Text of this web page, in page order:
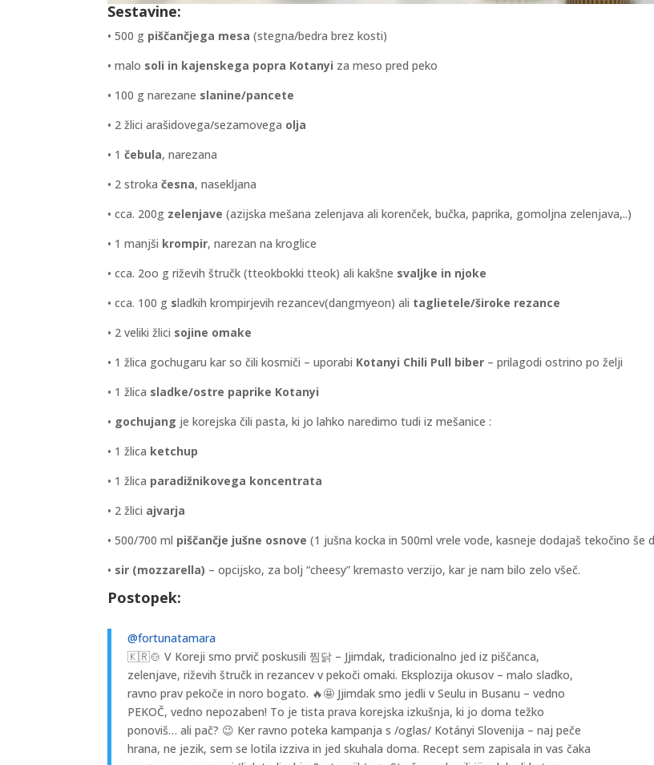
Sestavine:
• 500 g piščančjega mesa (stegna/bedra brez kosti)
• malo soli in kajenskega popra Kotanyi za meso pred peko
• 100 g narezane slanine/pancete
• 2 žlici arašidovega/sezamovega olja
• 1čebula, narezana
• 2 strokačesna, nasekljana
• cca. 200g zelenjave (azijska mešana zelenjava ali korenček, bučka, paprika, gomoljna zelenjava,..)
• 1 manjši krompir, narezan na kroglice
• cca. 2oo g riževih štručk (tteokbokki tteok) ali kakšne svaljke in njoke
• cca. 100 g sladkih krompirjevih rezancev(dangmyeon) ali taglietele/široke rezance
• 2 veliki žlici sojine omake
• 1 žlica gochugaru kar so čili kosmiči – uporabi Kotanyi Chili Pull biber – prilagodi ostrino po želji
• 1 žlica sladke/ostre paprike Kotanyi
• gochujang je korejska čili pasta, ki jo lahko naredimo tudi iz mešanice :
• 1 žlica ketchup
• 1 žlica paradižnikovega koncentrata
• 2 žlici ajvarja
• 500/700 ml piščančje jušne osnove (1 jušna kocka in 500ml vrele vode, kasneje dodajaš tekočino še
• sir (mozzarella) – opcijsko, za bolj “cheesy” kremasto verzijo, kar je nam bilo zelo všeč.
Postopek:
@fortunatamara
🇰🇷🍲 V Koreji smo prvič poskusili 찜닭 – Jjimdak, tradicionalno jed iz piščanca,
zelenjave, riževih štručk in rezancev v pekoči omaki. Eksplozija okusov – malo sladko,
ravno prav pekoče in noro bogato. 🔥🤩 Jjimdak smo jedli v Seulu in Busanu – vedno
PEKOČ, vedno nepozaben! To je tista prava korejska izkušnja, ki jo doma težko
ponoviš… ali pač? 😉 Ker ravno poteka kampanja s /oglas/ Kotányi Slovenija – naj peče
hrana, ne jezik, sem se lotila izziva in jed skuhala doma. Recept sem zapisala in vas čaka